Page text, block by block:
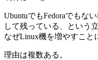
UbuntuでもFedoraでもな
して残っている、という
なぜLinux機を増やすこと
理由は複数ある。